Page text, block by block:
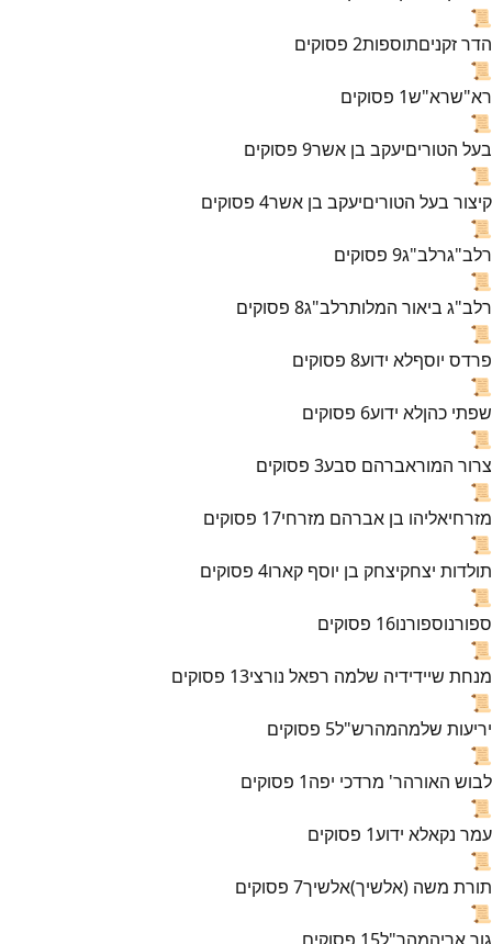
📜
הדר זקניםתוספות2 פסוקים
📜
רא"שרא"ש1 פסוקים
📜
בעל הטוריםיעקב בן אשר9 פסוקים
📜
קיצור בעל הטוריםיעקב בן אשר4 פסוקים
📜
רלב"גרלב"ג9 פסוקים
📜
רלב"ג ביאור המלותרלב"ג8 פסוקים
📜
פרדס יוסףלא ידוע8 פסוקים
📜
שפתי כהןלא ידוע6 פסוקים
📜
צרור המוראברהם סבע3 פסוקים
📜
מזרחיאליהו בן אברהם מזרחי17 פסוקים
📜
תולדות יצחקיצחק בן יוסף קארו4 פסוקים
📜
ספורנוספורנו16 פסוקים
📜
מנחת שיידידיה שלמה רפאל נורצי13 פסוקים
📜
יריעות שלמהמהרש"ל5 פסוקים
📜
לבוש האורהר' מרדכי יפה1 פסוקים
📜
עמר נקאלא ידוע1 פסוקים
📜
תורת משה (אלשיך)אלשיך7 פסוקים
📜